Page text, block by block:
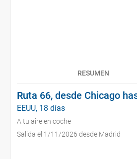
RESUMEN
Ruta 66, desde Chicago
EEUU, 18 días
A tu aire en coche
Salida el 1/11/2026 desde Madrid